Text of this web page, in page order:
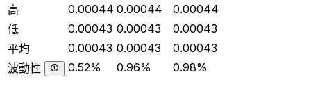
高
0.00044 0.00044
0.00044
低
0.00043 0.00043
0.00043
平均
0.00043 0.00043
0.00043
波動性
0.52% 0.96% 0.98%